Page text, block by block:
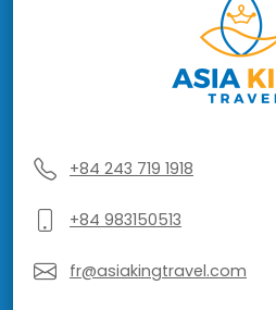
+84 243 719 1918
+84 983150513
fr@asiakingtravel.com